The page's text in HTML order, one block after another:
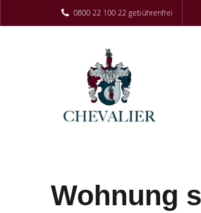
0800 22 100 22 gebührenfrei
Wohnung